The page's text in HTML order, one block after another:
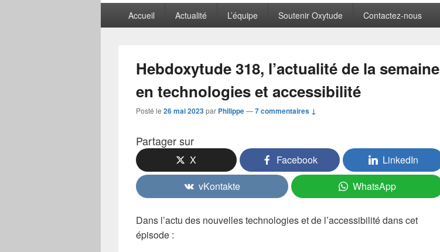
principalAccueil Actualité L’équipe Soutenir Oxytude Contactez-nous
Hebdoxytude 318, l’actualité de la semaine
en technologies et accessibilité
Posté le 26 mai 2023par Philippe—7 commentaires ↓
Partager sur
X Facebook
LinkedIn
vKontakte
WhatsApp
Dans l’actu des nouvelles technologies et de l’accessibilité dans cet
épisode :